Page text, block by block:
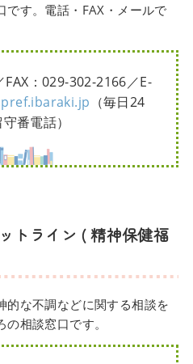
です。電話・FAX・メールで
：029-302-2166／E-
（毎日24
番電話）
トライン ( 精神保健福
的な不調などに関する相談を
相談窓口です。